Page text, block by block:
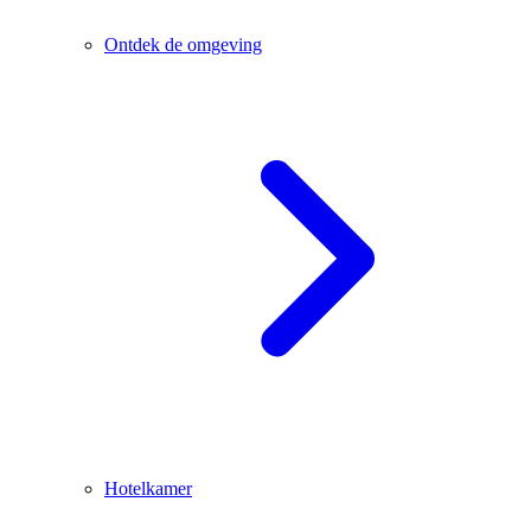
Ontdek de omgeving
Hotelkamer